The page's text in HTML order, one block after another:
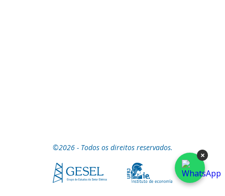
©2026 - Todos os direitos reservados.
×